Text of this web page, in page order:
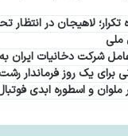
لاهیجان در انتظار
ملی
شرکت دخانیات ایران
برای یک روز فرماندار
ملوان و اسطوره ابدی